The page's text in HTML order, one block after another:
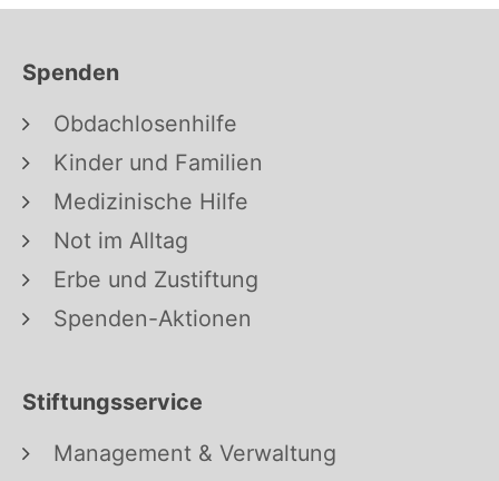
Spenden
Obdachlosenhilfe
Kinder und Familien
Medizinische Hilfe
Not im Alltag
Erbe und Zustiftung
Spenden-Aktionen
Stiftungsservice
Management & Verwaltung